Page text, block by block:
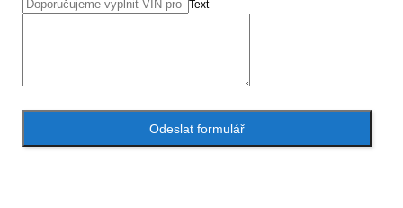
Text
Odeslat formulář